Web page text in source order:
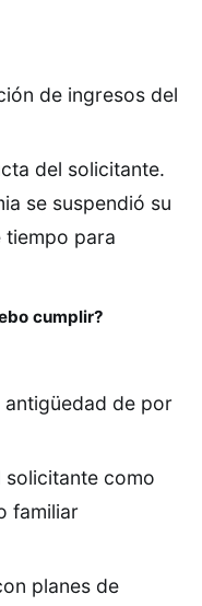
de ingresos del
del solicitante.
se suspendió su
tiempo para
cumplir?
antigüedad de por
solicitante como
familiar
planes de